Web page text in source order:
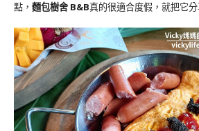
點， 麵包樹舍 B&B真的很適合度假，就把它分